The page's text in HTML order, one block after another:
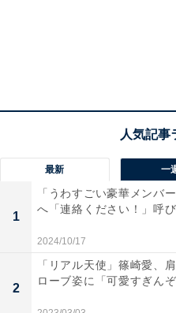
最新 一
1
「うわすごい豪華メンバ
へ「連絡ください！」呼
2024/10/17
2
「リアル天使」篠崎愛、
ローブ姿に「可愛すぎん